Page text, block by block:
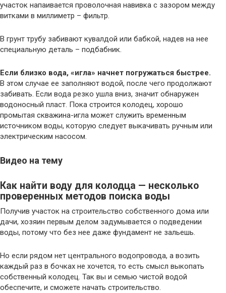
участок напаивается проволочная навивка с зазором между
витками в миллиметр – фильтр.
В грунт трубу забивают кувалдой или бабкой, надев на нее
специальную деталь – подбабник.
Если близко вода, «игла» начнет погружаться быстрее.
В этом случае ее заполняют водой, после чего продолжают
забивать. Если вода резко ушла вниз, значит обнаружен
водоносный пласт. Пока строится колодец, хорошо
промытая скважина-игла может служить временным
источником воды, которую следует выкачивать ручным или
электрическим насосом.
Видео на тему
Как найти воду для колодца — несколько
проверенных методов поиска воды
Получив участок на строительство собственного дома или
дачи, хозяин первым делом задумывается о подведении
воды, потому что без нее даже фундамент не зальешь.
Но если рядом нет центрального водопровода, а возить
каждый раз в бочках не хочется, то есть смысл выкопать
собственный колодец. Так вы и семью чистой водой
обеспечите, и сможете начать строительство.